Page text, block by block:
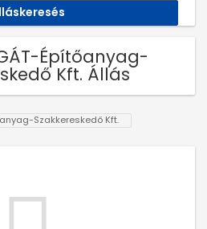
Építőanyag-
Kft. Állás
Szakkereskedő Kft.